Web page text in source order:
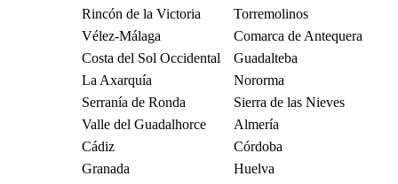
Rincón de la Victoria
Torremolinos
Vélez-Málaga
Comarca de Antequera
Costa del Sol Occidental
Guadalteba
La Axarquía
Nororma
Serranía de Ronda
Sierra de las Nieves
Valle del Guadalhorce
Almería
Cádiz
Córdoba
Granada
Huelva